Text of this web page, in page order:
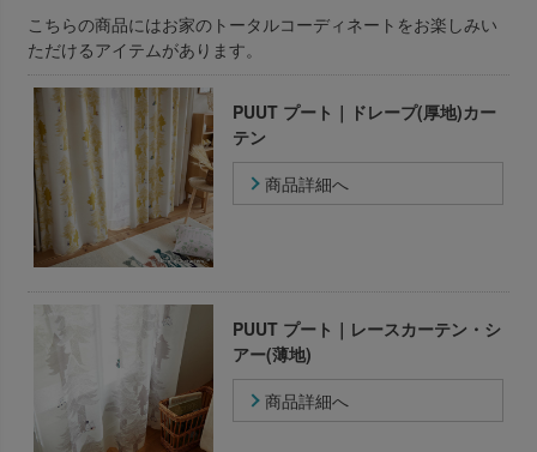
こちらの商品にはお家のトータルコーディネートをお楽しみい
ただけるアイテムがあります。
PUUT プート｜ドレープ(厚地)カー
テン
商品詳細へ
PUUT プート｜レースカーテン・シ
アー(薄地)
商品詳細へ